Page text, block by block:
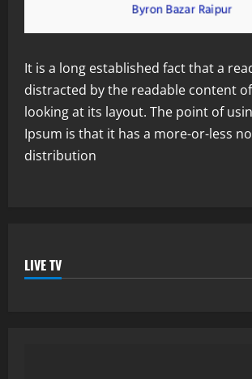
It is a long established fact that a
distracted by the readable content
looking at its layout. The point of
Ipsum is that it has a more-or-less
distribution
LIVE TV